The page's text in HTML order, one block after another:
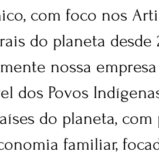
com foco nos
do planeta desde
nossa
dos Povos
do planeta,
familiar,